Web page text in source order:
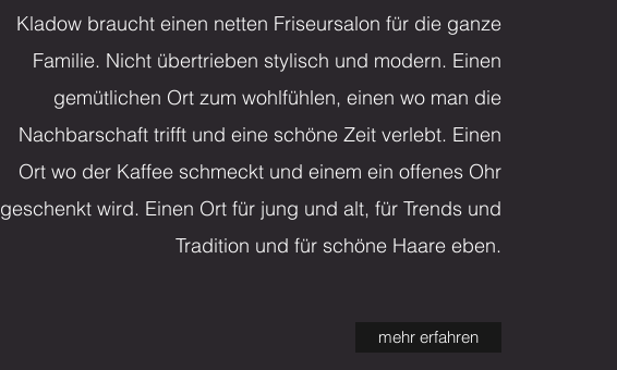
Kladow braucht einen netten Friseursalon für die ganze
Familie. Nicht übertrieben stylisch und modern. Einen
gemütlichen Ort zum wohlfühlen, einen wo man die
Nachbarschaft trifft und eine schöne Zeit verlebt. Einen
Ort wo der Kaffee schmeckt und einem ein offenes Ohr
geschenkt wird. Einen Ort für jung und alt, für Trends und
Tradition und für schöne Haare eben.
mehr erfahren